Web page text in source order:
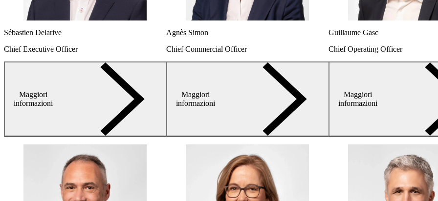
Sébastien Delarive
Chief Executive Officer
Maggiori
informazioni
arrow-
right
Agnès Simon
Chief Commercial Officer
Maggiori
informazioni
arrow-
right
Guillaume Gasc
Chief Operating Officer
Maggiori
informazioni